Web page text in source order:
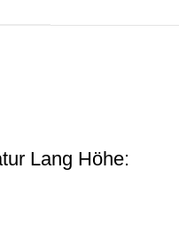
Lang Höhe: